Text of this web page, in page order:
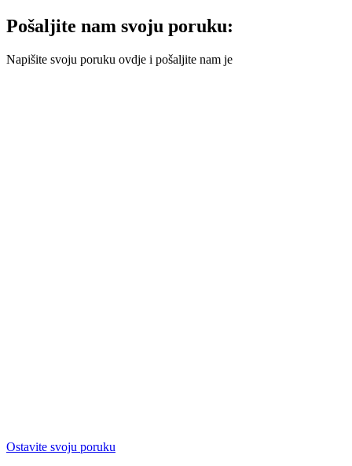
Pošaljite nam svoju poruku:
Napišite svoju poruku ovdje i pošaljite nam je
Ostavite svoju poruku